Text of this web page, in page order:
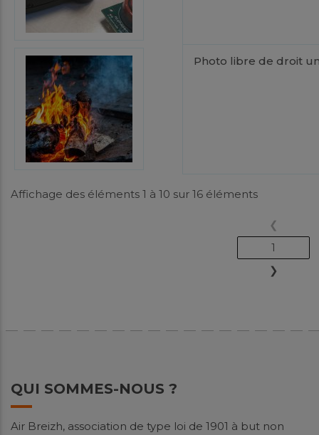
Photo libre de droit
Affichage des éléments 1 à 10 sur 16 éléments
❮
1
❯
QUI SOMMES-NOUS ?
Air Breizh, association de type loi de 1901 à but non